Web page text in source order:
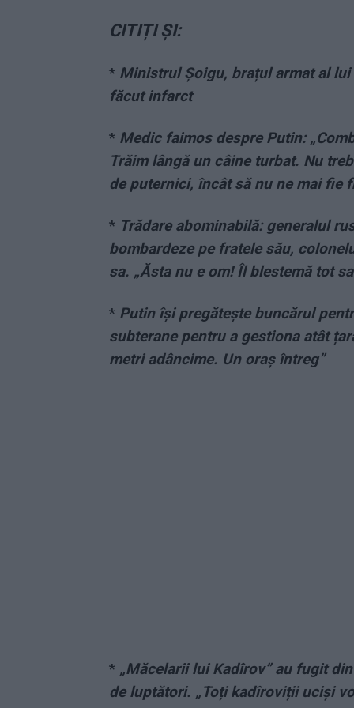
CITIȚI ȘI:
* Ministrul Șoigu, brațul armat al
făcut infarct
* Medic faimos despre Putin:
Trăim lângă un câine turbat. Nu
de puternici, încât să nu ne mai fie
* Trădare abominabilă: generalul
bombardeze pe fratele său,
sa. „Ăsta nu e om! Îl blestemă tot
* Putin își pregătește buncărul
subterane pentru a gestiona atât
metri adâncime. Un oraș întreg”
* „Măcelarii lui Kadîrov” au fugit
de luptători. „Toți kadîroviții uciși